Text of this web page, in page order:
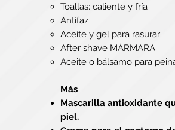
Toallas: caliente y fría
Antifaz
Aceite y gel para rasurar
After shave MÁRMARA
Aceite o bálsamo para
Más
Mascarilla antioxidante
piel.